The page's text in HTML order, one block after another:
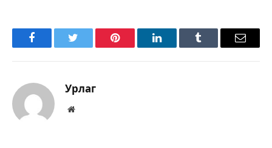
FacebookTwitter Pinterest LinkedInTumblr Имэйл
Урлаг
Вэбсайт